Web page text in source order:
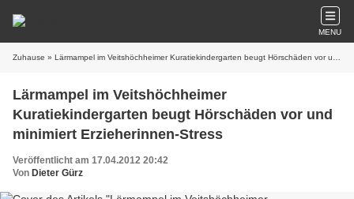
MENU
Zuhause » Lärmampel im Veitshöchheimer Kuratiekindergarten beugt Hörschäden vor und minimiert Erzieherinnen-Stress
Lärmampel im Veitshöchheimer
Kuratiekindergarten beugt Hörschäden vor und
minimiert Erzieherinnen-Stress
Veröffentlicht am 17.04.2012 20:42
Von Dieter Gürz